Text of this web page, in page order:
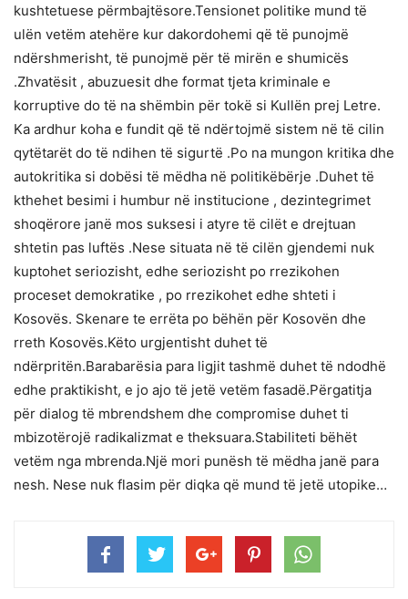
kushtetuese përmbajtësore.Tensionet politike mund të
ulën vetëm atehëre kur dakordohemi që të punojmë
ndërshmerisht, të punojmë për të mirën e shumicës
.Zhvatësit , abuzuesit dhe format tjeta kriminale e
korruptive do të na shëmbin për tokë si Kullën prej Letre.
Ka ardhur koha e fundit që të ndërtojmë sistem në të cilin
qytëtarët do të ndihen të sigurtë .Po na mungon kritika dhe
autokritika si dobësi të mëdha në politikëbërje .Duhet të
kthehet besimi i humbur në institucione , dezintegrimet
shoqërore janë mos suksesi i atyre të cilët e drejtuan
shtetin pas luftës .Nese situata në të cilën gjendemi nuk
kuptohet seriozisht, edhe seriozisht po rrezikohen
proceset demokratike , po rrezikohet edhe shteti i
Kosovës. Skenare te errëta po bëhën për Kosovën dhe
rreth Kosovës.Këto urgjentisht duhet të
ndërpritën.Barabarësia para ligjit tashmë duhet të ndodhë
edhe praktikisht, e jo ajo të jetë vetëm fasadë.Përgatitja
për dialog të mbrendshem dhe compromise duhet ti
mbizotërojë radikalizmat e theksuara.Stabiliteti bëhët
vetëm nga mbrenda.Një mori punësh të mëdha janë para
nesh. Nese nuk flasim për diqka që mund të jetë utopike…